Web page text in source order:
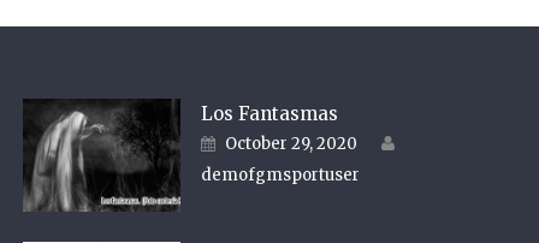
Los Fantasmas
Posted on
October 29, 2020
demofgmsportuser